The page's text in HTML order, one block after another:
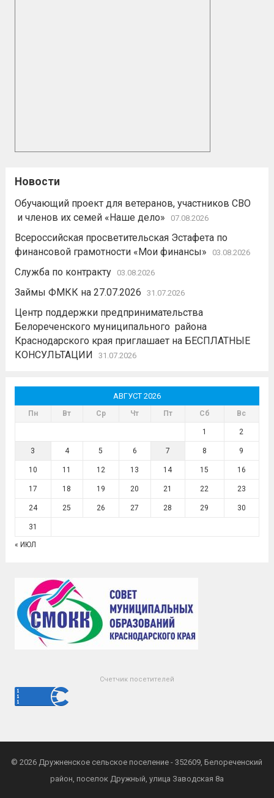
Новости
Обучающий проект для ветеранов, участников СВО
и членов их семей «Наше дело»
07.08.2026
Всероссийская просветительская Эстафета по
финансовой грамотности «Мои финансы»
03.08.2026
Служба по контракту 03.08.2026
Займы ФМКК на 27.07.2026 31.07.2026
Центр поддержки предпринимательства
Белореченского муниципального района
Краснодарского края приглашает на БЕСПЛАТНЫЕ
КОНСУЛЬТАЦИИ
31.07.2026
АВГУСТ 2026
Пн Вт Ср Чт Пт Сб Вс
1 2
3 4 5 6 7 8 9
10 11 12 13 14 15 16
17 18 19 20 21 22 23
24 25 26 27 28 29 30
31
« ИЮЛ
Счетчик посетителей
© 2026 Дружненское сельское поселение - 352609, Белореченский
район, поселок Дружный, улица Заводская 8а